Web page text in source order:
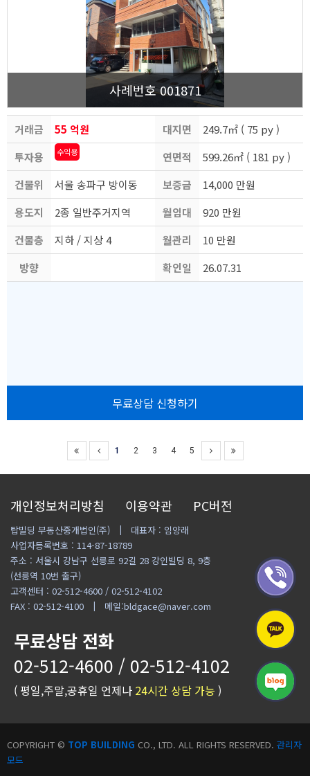
사례번호 001871
거래금
액
55 억원
투자용
도
수익용
건물위
치
서울 송파구 방이동
용도지
역
2종 일반주거지역
건물층
수
지하 / 지상 4
방향
대지면
적
249.7㎡ ( 75 py )
연면적
599.26㎡ ( 181 py )
보증금
14,000 만원
월임대
료
920 만원
월관리
비
10 만원
확인일
26.07.31
무료상담 신청하기
1 2 3 4 5
개인정보처리방침 이용약관 PC버전
탑빌딩 부동산중개법인(주)
대표자 : 임양래
사업자등록번호 : 114-87-18789
주소 : 서울시 강남구 선릉로 92길 28 강인빌딩 8, 9층
(선릉역 10번 출구)
고객센터 : 02-512-4600 / 02-512-4102
FAX : 02-512-4100
메일:bldgace@naver.com
무료상담 전화
02-512-4600 / 02-512-4102
( 평일,주말,공휴일 언제나 24시간 상담 가능 )
COPYRIGHT © TOP BUILDING CO., LTD. ALL RIGHTS RESERVED. 관리자
모드